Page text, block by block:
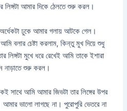
লিঙ্গটা আমার দিকে ঠেলতে শুরু করল।
ঢুকে আমার গলায় আটকে গেল।
বলার চেষ্টা করলাম, কিন্তু মুখ দিয়ে শুধু
লিঙ্গটা মুখে ধরে রেখেই আমি তাকে ইশারা
নাড়াতে শুরু করল।
সাথে আমি আমার জিভটা তার লিঙ্গের উপর
আমার ভালো লাগছে না। পুরোপুরি ভেতরে না